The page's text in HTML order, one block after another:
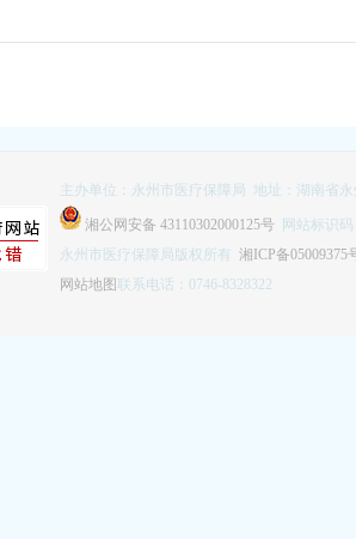
主办单位：永州市医疗保障局 地址：湖南省
湘公网安备 43110302000125号 网站标识码
永州市医疗保障局版权所有 湘ICP备05009375
网站地图 联系电话：0746-8328322